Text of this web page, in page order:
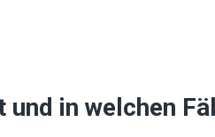
in welchen